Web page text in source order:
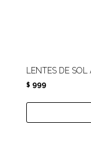
LENTES DE
$ 999